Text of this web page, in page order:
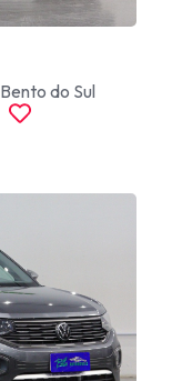
do Sul